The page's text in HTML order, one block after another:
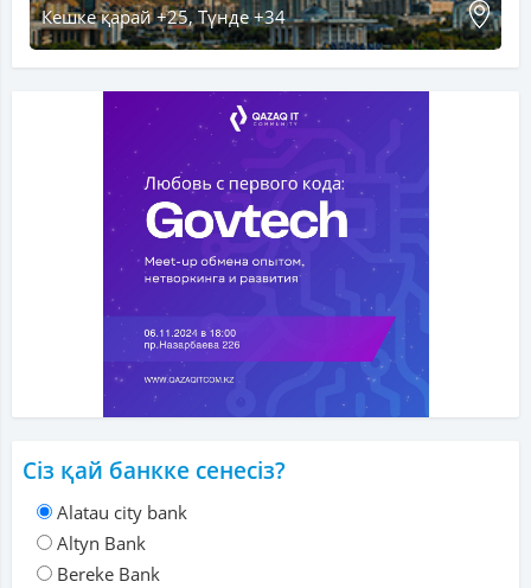
Кешке қарай +25, Түнде +34
Сіз қай банкке сенесіз?
Alatau city bank
Altyn Bank
Bereke Bank